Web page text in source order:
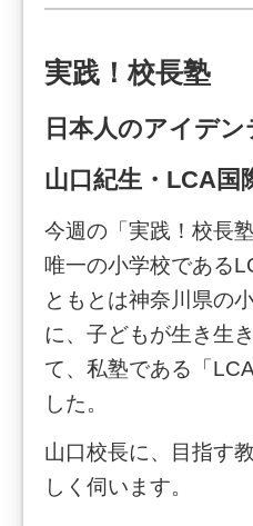
実践！校長塾
日本人のアイデ
山口紀生・LCA国
今週の「実践！校長
唯一の小学校である
ともとは神奈川県の
に、子どもが生き生
て、私塾である「
した。
山口校長に、目指す
しく伺います。